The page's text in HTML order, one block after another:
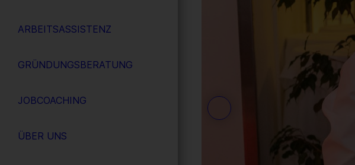
ARBEITSASSISTENZ
GRÜNDUNGSBERATUNG
JOBCOACHING
ÜBER UNS